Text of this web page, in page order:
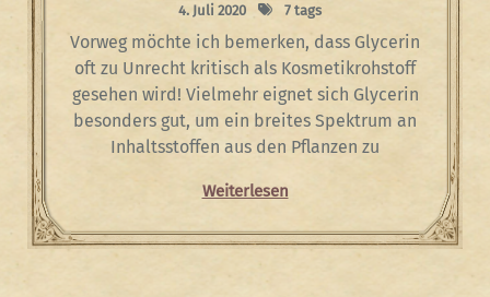
4. Juli 2020 7 tags
Vorweg möchte ich bemerken, dass Glycerin
oft zu Unrecht kritisch als Kosmetikrohstoff
gesehen wird! Vielmehr eignet sich Glycerin
besonders gut, um ein breites Spektrum an
Inhaltsstoffen aus den Pflanzen zu
Weiterlesen